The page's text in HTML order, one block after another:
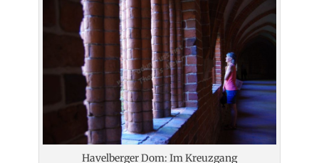
Havelberger Dom: Im Kreuzgang